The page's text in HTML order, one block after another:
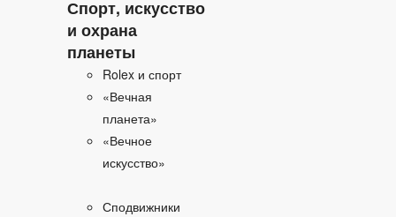
Спорт, искусство
и охрана
планеты
Rolex и спорт
«Вечная
планета»
«Вечное
искусство»
Сподвижники